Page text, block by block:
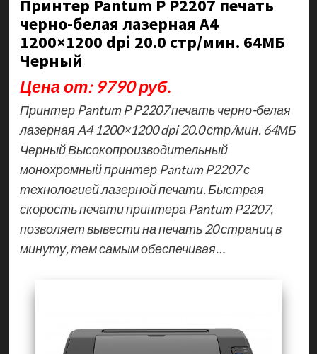
Принтер Pantum P P2207 печать
черно-белая лазерная A4
1200×1200 dpi 20.0 стр/мин. 64МБ
Черный
Цена от: 9790 руб.
Принтер Pantum P P2207 печать черно-белая
лазерная A4 1200×1200 dpi 20.0 стр/мин. 64МБ
Черный Высокопроизводительный
монохромный принтер Pantum P2207 с
технологией лазерной печати. Быстрая
скорость печати принтера Pantum P2207,
позволяет вывести на печать 20 страниц в
минуту, тем самым обеспечивая…